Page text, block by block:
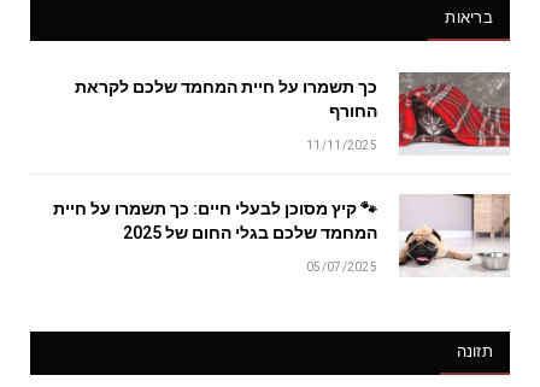
בריאות
כך תשמרו על חיית המחמד שלכם לקראת
החורף
11/11/2025
🐾 קיץ מסוכן לבעלי חיים: כך תשמרו על חיית
המחמד שלכם בגלי החום של 2025
05/07/2025
תזונה